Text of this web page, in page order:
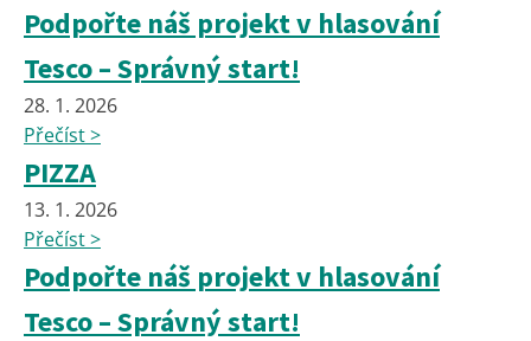
Podpořte náš projekt v hlasování
Tesco – Správný start!
28. 1. 2026
Přečíst >
PIZZA
13. 1. 2026
Přečíst >
Podpořte náš projekt v hlasování
Tesco – Správný start!